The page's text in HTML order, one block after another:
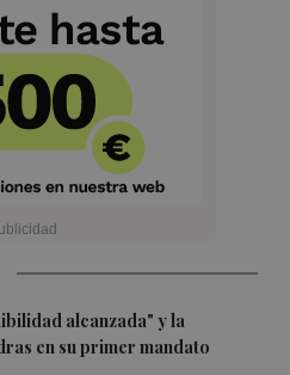
alcanzada" y la
en su primer mandato